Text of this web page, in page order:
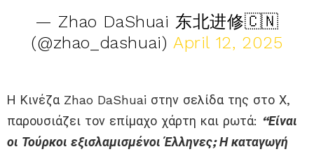
— Zhao DaShuai 东北进修🇨🇳
(@zhao_dashuai)April 12, 2025
Η Κινέζα Zhao DaShuai στην σελίδα της στο Χ,
παρουσιάζει τον επίμαχο χάρτη και ρωτά: “Είναι
οι Τούρκοι εξισλαμισμένοι Έλληνες; Η καταγωγή